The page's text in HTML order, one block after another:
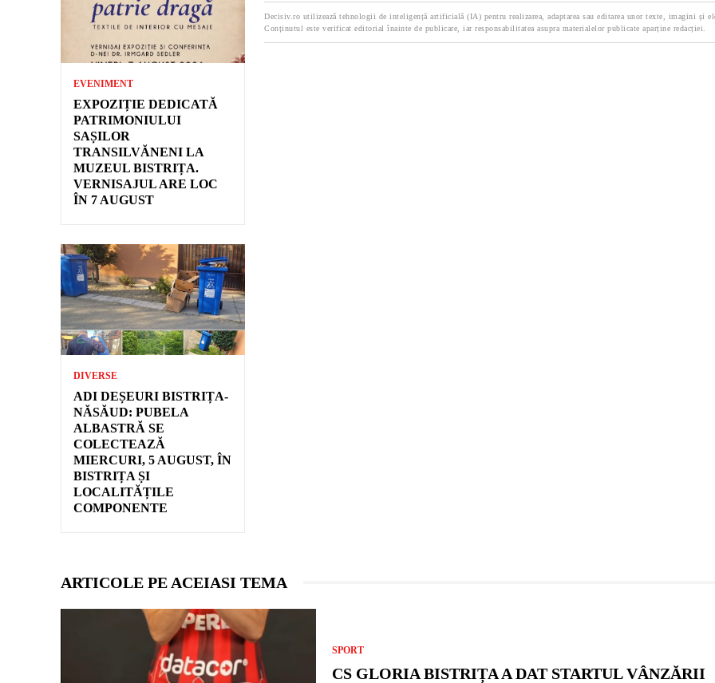
EVENIMENT
EXPOZIȚIE DEDICATĂ
PATRIMONIULUI
SAȘILOR
TRANSILVĂNENI LA
MUZEUL BISTRIȚA.
VERNISAJUL ARE LOC
ÎN 7 AUGUST
DIVERSE
ADI DEȘEURI BISTRIȚA-
NĂSĂUD: PUBELA
ALBASTRĂ SE
COLECTEAZĂ
MIERCURI, 5 AUGUST, ÎN
BISTRIȚA ȘI
LOCALITĂȚILE
COMPONENTE
Decisiv.ro utilizează tehnologii de inteligență artificială (IA) pentru realizarea, adaptarea sau editarea unor texte, imagini și
Conținutul este verificat editorial înainte de publicare, iar responsabilitatea asupra materialelor publicate aparține redacției.
ARTICOLE PE ACEIASI TEMA
SPORT
CS GLORIA BISTRIȚA A DAT STARTUL VÂNZĂRII